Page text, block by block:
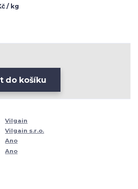
/ kg
do košíku
Vilgain
Vilgain s.r.o.
Ano
Ano